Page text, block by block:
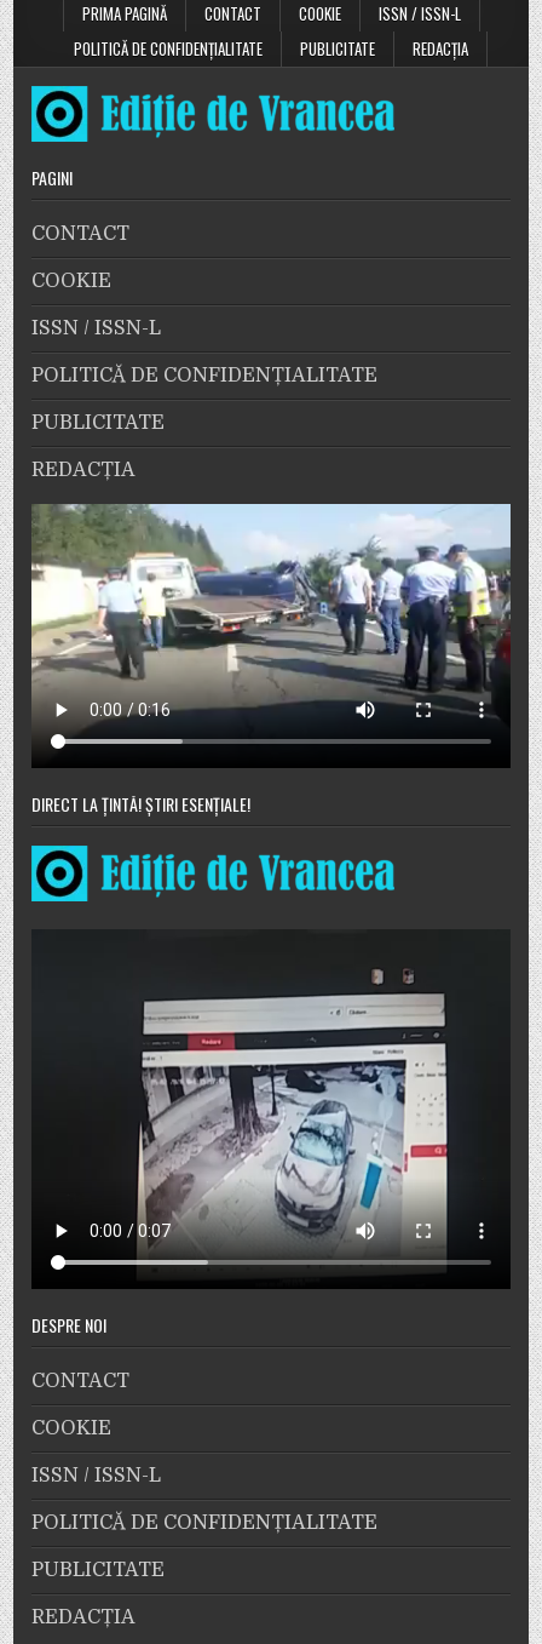
PRIMA PAGINĂ
CONTACT COOKIE
ISSN / ISSN-L
POLITICĂ DE CONFIDENȚIALITATE
PUBLICITATE REDACȚIA
PAGINI
CONTACT
COOKIE
ISSN / ISSN-L
POLITICĂ DE CONFIDENȚIALITATE
PUBLICITATE
REDACȚIA
DIRECT LA ȚINTĂ! ȘTIRI ESENȚIALE!
DESPRE NOI
CONTACT
COOKIE
ISSN / ISSN-L
POLITICĂ DE CONFIDENȚIALITATE
PUBLICITATE
REDACȚIA